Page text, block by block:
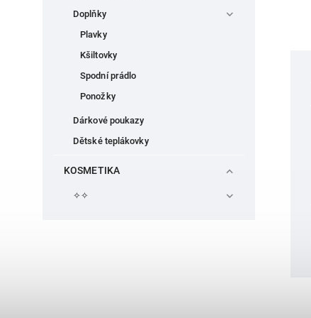
Doplňky
Plavky
Kšiltovky
Spodní prádlo
Ponožky
Dárkové poukazy
Dětské teplákovky
KOSMETIKA
✧✧